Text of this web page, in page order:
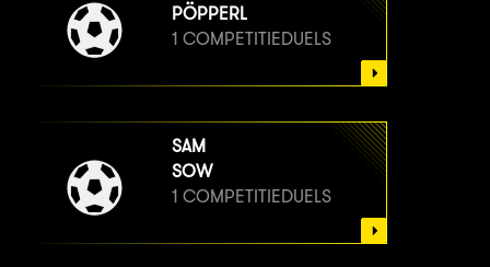
PÖPPERL
1 COMPETITIEDUELS
SAM
SOW
1 COMPETITIEDUELS